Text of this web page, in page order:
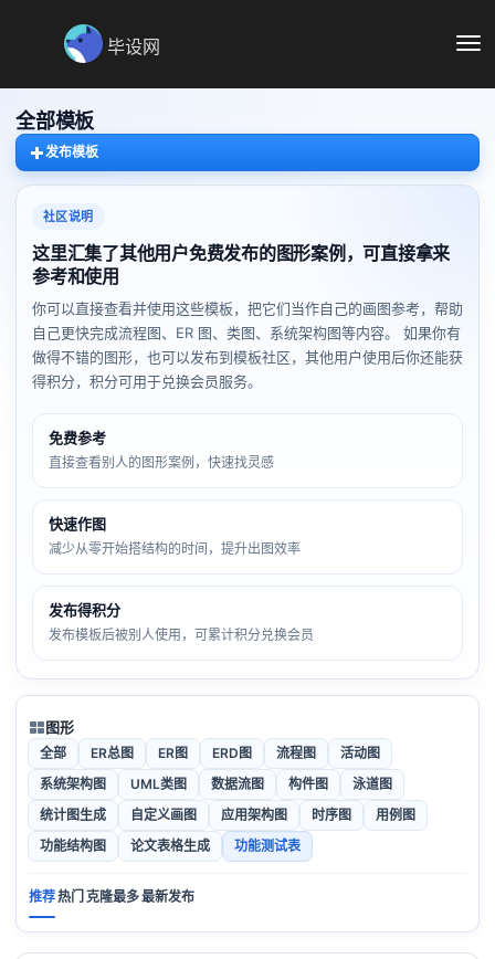
切
导
毕设网
全部模板
发布模板
社区说明
这里汇集了其他用户免费发布的图形案例，可直接拿来
参考和使用
你可以直接查看并使用这些模板，把它们当作自己的画图参考，帮助
自己更快完成流程图、ER 图、类图、系统架构图等内容。 如果你有
做得不错的图形，也可以发布到模板社区，其他用户使用后你还能获
得积分，积分可用于兑换会员服务。
免费参考
直接查看别人的图形案例，快速找灵感
快速作图
减少从零开始搭结构的时间，提升出图效率
发布得积分
发布模板后被别人使用，可累计积分兑换会员
图形
全部 ER总图 ER图 ERD图 流程图
活动图
系统架构图
UML类图 数据流图 构件图
泳道图
统计图生成
自定义画图 应用架构图 时序图
用例图
功能结构图
论文表格生成 功能测试表
推荐热门 克隆最多最新发布